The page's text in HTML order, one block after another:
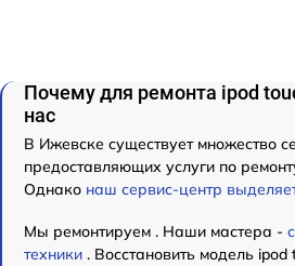
Почему для ремонта ipod
нас
В Ижевске существует множество
предоставляющих услуги по
Однако наш сервис-центр
Мы ремонтируем . Наши мастера -
техники . Восстановить модель